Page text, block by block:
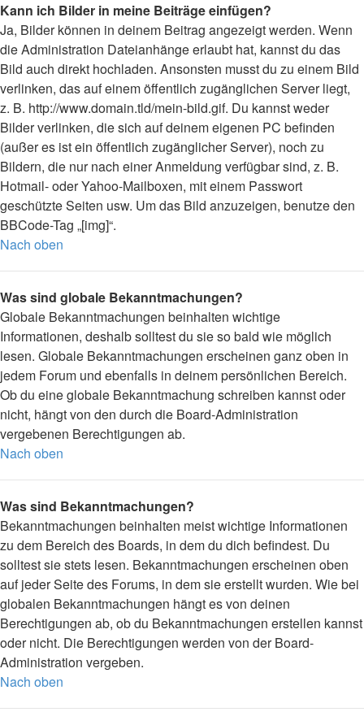
Kann ich Bilder in meine Beiträge einfügen?
Ja, Bilder können in deinem Beitrag angezeigt werden. Wenn
die Administration Dateianhänge erlaubt hat, kannst du das
Bild auch direkt hochladen. Ansonsten musst du zu einem Bild
verlinken, das auf einem öffentlich zugänglichen Server liegt,
z. B. http://www.domain.tld/mein-bild.gif. Du kannst weder
Bilder verlinken, die sich auf deinem eigenen PC befinden
(außer es ist ein öffentlich zugänglicher Server), noch zu
Bildern, die nur nach einer Anmeldung verfügbar sind, z. B.
Hotmail- oder Yahoo-Mailboxen, mit einem Passwort
geschützte Seiten usw. Um das Bild anzuzeigen, benutze den
BBCode-Tag „[img]“.
Nach oben
Was sind globale Bekanntmachungen?
Globale Bekanntmachungen beinhalten wichtige
Informationen, deshalb solltest du sie so bald wie möglich
lesen. Globale Bekanntmachungen erscheinen ganz oben in
jedem Forum und ebenfalls in deinem persönlichen Bereich.
Ob du eine globale Bekanntmachung schreiben kannst oder
nicht, hängt von den durch die Board-Administration
vergebenen Berechtigungen ab.
Nach oben
Was sind Bekanntmachungen?
Bekanntmachungen beinhalten meist wichtige Informationen
zu dem Bereich des Boards, in dem du dich befindest. Du
solltest sie stets lesen. Bekanntmachungen erscheinen oben
auf jeder Seite des Forums, in dem sie erstellt wurden. Wie bei
globalen Bekanntmachungen hängt es von deinen
Berechtigungen ab, ob du Bekanntmachungen erstellen kannst
oder nicht. Die Berechtigungen werden von der Board-
Administration vergeben.
Nach oben